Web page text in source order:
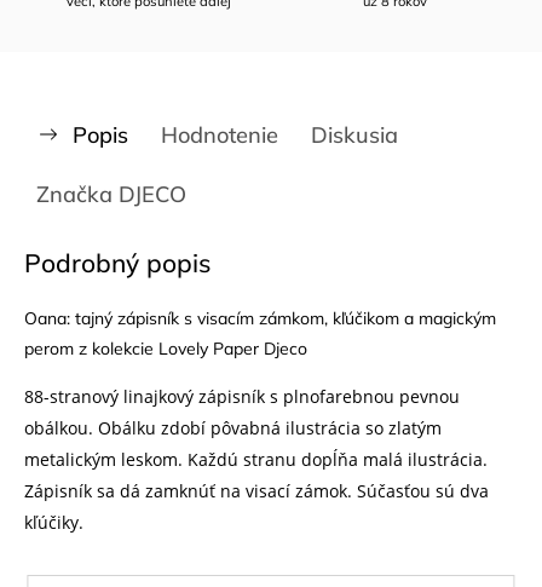
Popis Hodnotenie Diskusia
Značka DJECO
Podrobný popis
Oana: tajný zápisník s visacím zámkom, kľúčikom a magickým
perom z kolekcie Lovely Paper Djeco
88-stranový linajkový zápisník s plnofarebnou pevnou
obálkou. Obálku zdobí pôvabná ilustrácia so zlatým
metalickým leskom. Každú stranu dopĺňa malá ilustrácia.
Zápisník sa dá zamknúť na visací zámok. Súčasťou sú dva
kľúčiky.